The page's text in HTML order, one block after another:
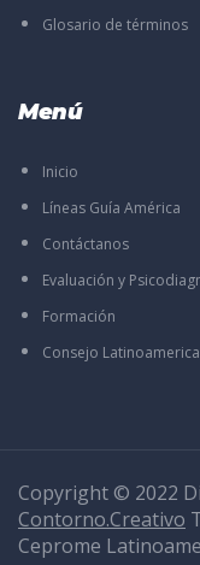
Glosario de términos
Menú
Inicio
Líneas Guía América
Contáctanos
Evaluación y
Formación
Consejo
Copyright © 2022
Contorno.Creativo
Ceprome